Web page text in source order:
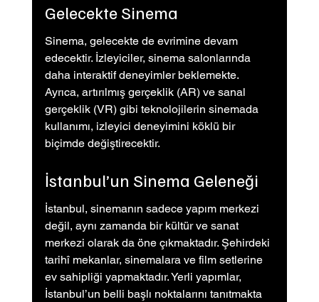
Gelecekte Sinema
Sinema, gelecekte de evrimine devam
edecektir. İzleyiciler, sinema salonlarında
daha interaktif deneyimler beklemekte.
Ayrıca, artırılmış gerçeklik (AR) ve sanal
gerçeklik (VR) gibi teknolojilerin sinemada
kullanımı, izleyici deneyimini köklü bir
biçimde değiştirecektir.
İstanbul’un Sinema Geleneği
İstanbul, sinemanın sadece yapım merkezi
değil, aynı zamanda bir kültür ve sanat
merkezi olarak da öne çıkmaktadır. Şehirdeki
tarihî mekanlar, sinemalara ve film setlerine
ev sahipliği yapmaktadır. Yerli yapımlar,
İstanbul’un belli başlı noktalarını tanıtmakta